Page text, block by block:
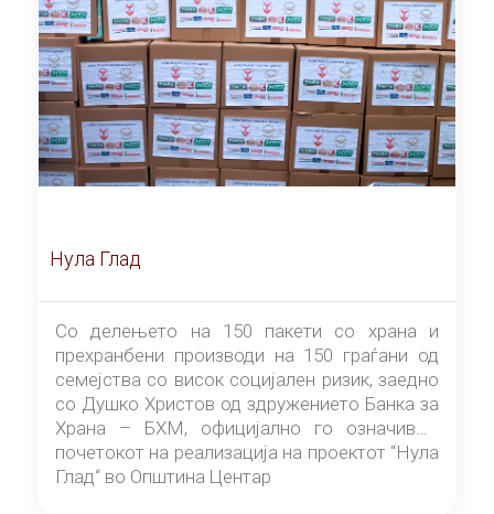
Нула Глад
Со делењето на 150 пакети со храна и
прехранбени производи на 150 граѓани од
семејства со висок социјален ризик, заедно
со Душко Христов од здружението Банка за
Храна – БХМ, официјално го означивме
почетокот на реализација на проектот “Нула
Глад“ во Општина Центар